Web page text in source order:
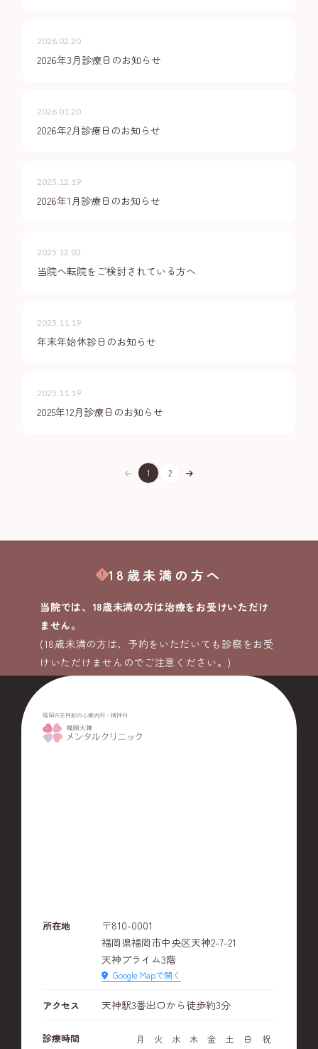
2026.02.20
2026年3月診療日のお知らせ
2026.01.20
2026年2月診療日のお知らせ
2025.12.19
2026年1月診療日のお知らせ
2025.12.03
当院へ転院をご検討されている方へ
2025.11.19
年末年始休診日のお知らせ
2025.11.19
2025年12月診療日のお知らせ
1 2
18歳未満の方へ
当院では、18歳未満の方は治療をお受けいただけ
ません。
(18歳未満の方は、予約をいただいても診察をお受
けいただけませんのでご注意ください。)
福岡の天神駅の心療内科・精神科
所在地
〒810-0001
福岡県福岡市中央区天神2-7-21
天神プライム3階
Google Mapで開く
アクセス 天神駅3番出口から徒歩約3分
診療時間 月 火 水 木 金 土 日
祝